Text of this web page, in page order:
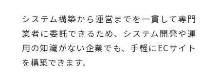
システム構築から運営までを一貫して専門
業者に委託できるため、システム開発や運
用の知識がない企業でも、手軽にECサイト
を構築できます。